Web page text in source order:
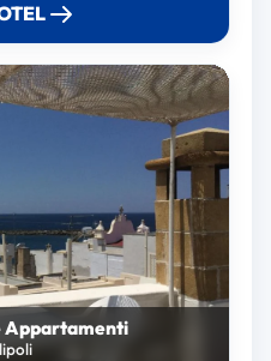
Appartamenti